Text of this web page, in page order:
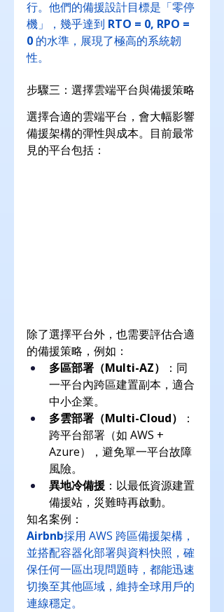
行。他們的備援設計目標是「零停
機」，幾乎達到 RTO = 0, RPO =
0 的水準，展現了極高的系統韌
性。
步驟三：選擇雲端平台與備援策略
選擇合適的雲端平台，會大幅影響
備援架構的彈性與成本。目前最常
見的平台包括：
除了選擇平台外，也需要評估合適
的備援策略，例如：
多區部署（Multi-AZ）
：同
一平台內跨區建置副本，適合
中小企業。
多雲部署（Multi-Cloud）
：
跨平台部署（如 AWS +
Azure），避免單一平台故障
風險。
異地冷備援 ：以最低資源建置
備援站，災難時再啟動。
知名案例：
Airbnb採用 AWS 跨區備援架構，
並搭配容器化部署與資料快照，確
保任何一區出現問題時，都能迅速
切換至其他區域，維持全球用戶的
連線穩定。